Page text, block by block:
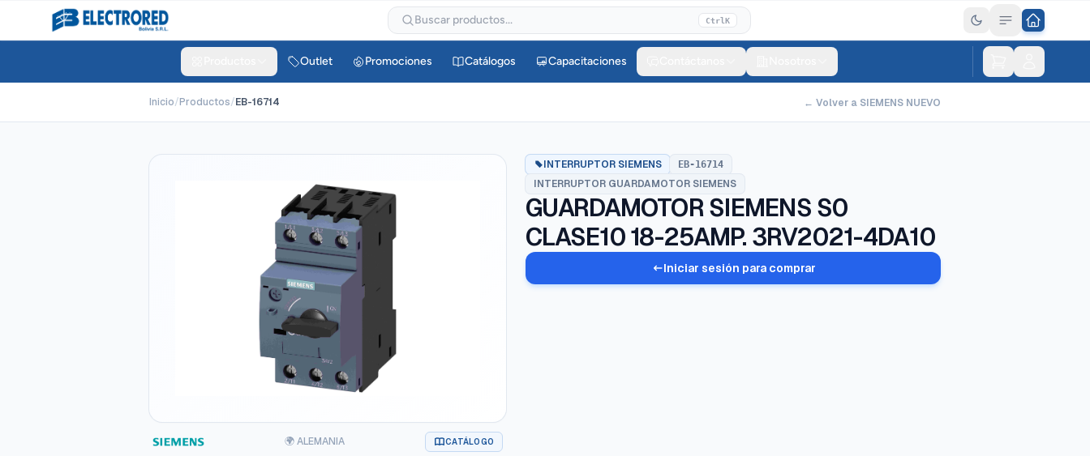
Buscar productos... Ctrl K
Outlet Promociones Catálogos Capacitaciones
Inicio/Productos/EB-16714 ← Volver a SIEMENS NUEVO
🌍 ALEMANIA CATÁLOGO
INTERRUPTOR SIEMENS EB-16714
INTERRUPTOR GUARDAMOTOR SIEMENS
GUARDAMOTOR SIEMENS S0
CLASE10 18-25AMP. 3RV2021-4DA10
Iniciar sesión para comprar